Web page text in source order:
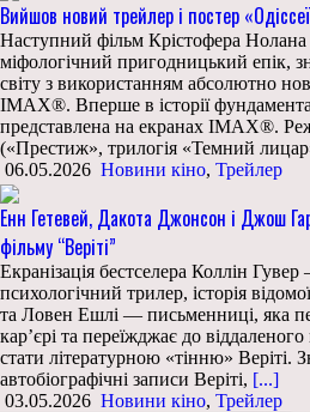
Вийшов новий трейлер і постер
Наступний фільм Крістофера
міфологічний пригодницький епік,
світу з використанням абсолютно
IMAX®. Вперше в історії
представлена на екранах IMAX®.
(«Престиж», трилогія «Темний
06.05.2026 Новини кіно, Трейлер
Енн Гетевей, Дакота Джонсон і Джош
фільму “Веріті”
Екранізація бестселера Коллін
психологічний трилер, історія
та Ловен Ешлі — письменниці, яка
кар’єрі та переїжджає до
стати літературною «тінню»
автобіографічні записи Веріті, [...]
03.05.2026 Новини кіно, Трейлер